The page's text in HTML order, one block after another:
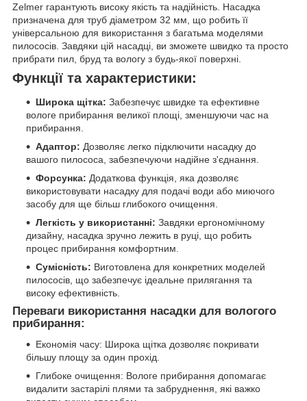
Zelmer гарантують високу якість та надійність. Насадка
призначена для труб діаметром 32 мм, що робить її
універсальною для використання з багатьма моделями
пилососів. Завдяки цій насадці, ви зможете швидко та просто
прибрати пил, бруд та вологу з будь-якої поверхні.
Функції та характеристики:
Широка щітка: Забезпечує швидке та ефективне
вологе прибирання великої площі, зменшуючи час на
прибирання.
Адаптор: Дозволяє легко підключити насадку до
вашого пилососа, забезпечуючи надійне з'єднання.
Форсунка: Додаткова функція, яка дозволяє
використовувати насадку для подачі води або миючого
засобу для ще більш глибокого очищення.
Легкість у використанні: Завдяки ергономічному
дизайну, насадка зручно лежить в руці, що робить
процес прибирання комфортним.
Сумісність: Виготовлена для конкретних моделей
пилососів, що забезпечує ідеальне прилягання та
високу ефективність.
Переваги використання насадки для вологого
прибирання:
Економія часу: Широка щітка дозволяє покривати
більшу площу за один прохід.
Глибоке очищення: Вологе прибирання допомагає
видалити застарілі плями та забруднення, які важко